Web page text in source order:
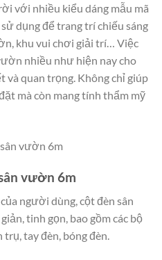
với nhiều kiểu dáng mẫu mã
dụng để trang trí chiếu sáng
khu vui chơi giải trí… Việc
nhiều như hiện nay cho
quan trọng. Không chỉ giúp
mà còn mang tính thẩm mỹ
vườn 6m
người dùng, cột đèn sân
tinh gọn, bao gồm các bộ
tay đèn, bóng đèn.